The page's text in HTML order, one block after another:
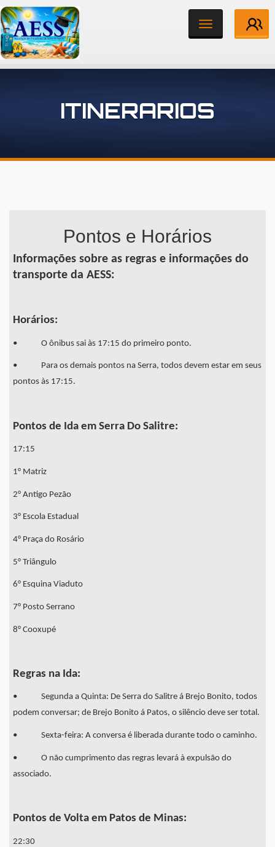
Toggle
navigation
Associados
Contato
ITINERARIOS
Pontos e Horários
Informações sobre as regras e informações do
transporte da AESS:
Horários:
• O ônibus sai às 17:15 do primeiro ponto.
• Para os demais pontos na Serra, todos devem estar em seus
pontos às 17:15.
Pontos de Ida em Serra Do Salitre:
17:15
1° Matriz
2° Antigo Pezão
3° Escola Estadual
4° Praça do Rosário
5° Triângulo
6° Esquina Viaduto
7° Posto Serrano
8° Cooxupé
Regras na Ida:
• Segunda a Quinta: De Serra do Salitre á Brejo Bonito, todos
podem conversar; de Brejo Bonito á Patos, o silêncio deve ser total.
• Sexta-feira: A conversa é liberada durante todo o caminho.
• O não cumprimento das regras levará à expulsão do
associado.
Pontos de Volta em Patos de Minas:
22:30